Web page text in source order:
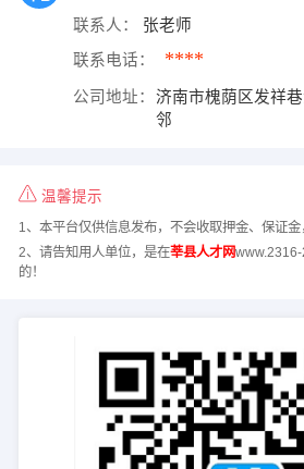
联系人： 张老师
联系电话： ****
公司地址：
济南市槐荫区发祥
邻
温馨提示
1、本平台仅供信息发布，不会收取押金、保证金
2、请告知用人单位，是在莘县人才网
的！